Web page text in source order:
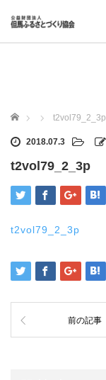
ホーム t2vol79_2_3p
2018.07.3
t2vol79_2_3p
t2vol79_2_3p
前の記事